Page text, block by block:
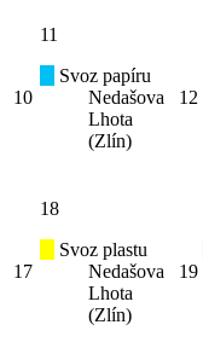
10
11
Svoz papíru
Nedašova
Lhota
(Zlín)
12
17
18
Svoz plastu
Nedašova
Lhota
(Zlín)
19